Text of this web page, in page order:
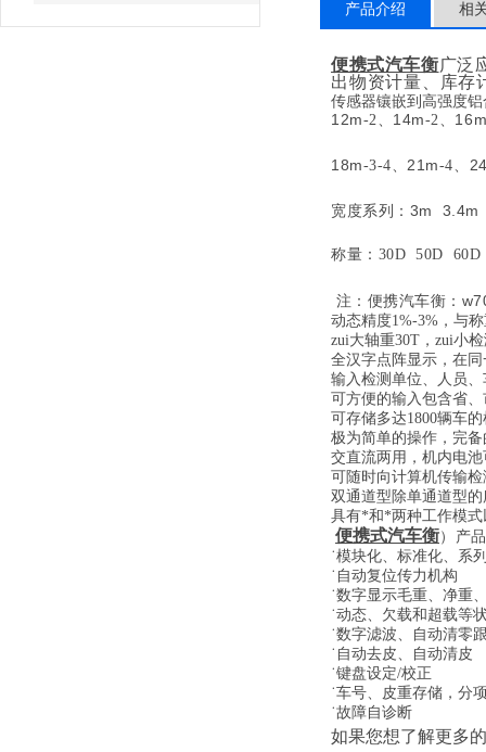
产品介绍 相
便携式汽车衡广泛
出物资计量、库存
传感器镶嵌到高强度
12m-2 14m-2
18m-3-4 21m-4
宽度系列： 3m 3.4m
称量： 30D 50D
注：便携汽车衡：
动态精度1%-3%，与
zui大轴重30T，zui小
全汉字点阵显示，在
输入检测单位、人员
可方便的输入包含省
可存储多达1800辆车
极为简单的操作，完
交直流两用，机内电
可随时向计算机传输
双通道型除单通道型
具有*和*两种工作模
便携式汽车衡） 产
˙模块化、标准化、系
˙自动复位传力机构
˙数字显示毛重、净重
˙动态、欠载和超载等
˙数字滤波、自动清零
˙自动去皮、自动清皮
˙键盘设定/校正
˙车号、皮重存储，分
˙故障自诊断
如果您想了解更多的